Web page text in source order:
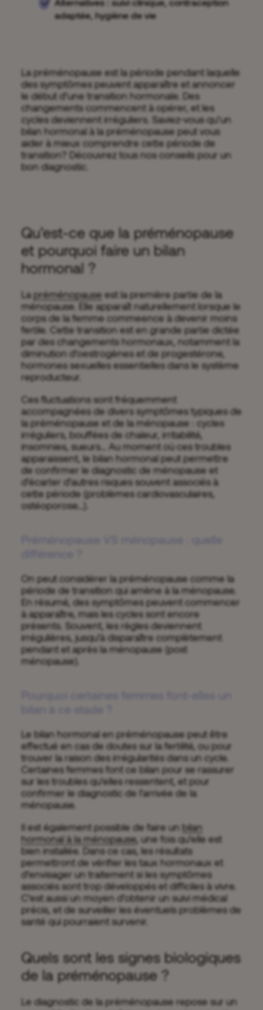
adaptée, hygiène de vie
La préménopause est la période pendant laquelle
des symptômes peuvent apparaître et annoncer
le début d’une transition hormonale. Des
changements commencent à opérer, et les
cycles deviennent irréguliers. Saviez-vous qu’un
bilan hormonal à la préménopause peut vous
aider à mieux comprendre cette période de
transition? Découvrez tous nos conseils pour un
bon diagnostic.
Qu’est-ce que la préménopause
et pourquoi faire un bilan
hormonal ?
Lapréménopause est la première partie de la
ménopause. Elle apparaît naturellement lorsque le
corps de la femme commeence à devenir moins
fertile. Cette transition est en grande partie dictée
par des changements hormonaux, notamment la
diminution d’oestrogènes et de progestérone,
hormones sexuelles essentielles dans le système
reproducteur.
Ces fluctuations sont fréquemment
accompagnées de divers symptômes typiques de
la préménopause et de la ménopause : cycles
irréguliers, bouffées de chaleur, irritabilité,
insomnies, sueurs… Au moment où ces troubles
apparaissent, le bilan hormonal peut permettre
de confirmer le diagnostic de ménopause et
d’écarter d’autres risques souvent associés à
cette période (problèmes cardiovasculaires,
ostéoporose…).
On peut considérer la préménopause comme la
période de transition qui amène à la ménopause.
En résumé, des symptômes peuvent commencer
à apparaître, mais les cycles sont encore
présents. Souvent, les règles deviennent
irrégulières, jusqu’à disparaître complètement
pendant et après la ménopause (post
ménopause).
Le bilan hormonal en préménopause peut être
effectué en cas de doutes sur la fertilité, ou pour
trouver la raison des irrégularités dans un cycle.
Certaines femmes font ce bilan pour se rassurer
sur les troubles qu’elles ressentent, et pour
confirmer le diagnostic de l’arrivée de la
ménopause.
Il est également possible de faire un bilan
hormonal à la ménopause, une fois qu’elle est
bien installée. Dans ce cas, les résultats
permettront de vérifier les taux hormonaux et
d’envisager un traitement si les symptômes
associés sont trop développés et difficiles à vivre.
C’est aussi un moyen d’obtenir un suivi médical
précis, et de surveiller les éventuels problèmes de
santé qui pourraient survenir.
Quels sont les signes biologiques
de la préménopause ?
Le diagnostic de la préménopause repose sur un